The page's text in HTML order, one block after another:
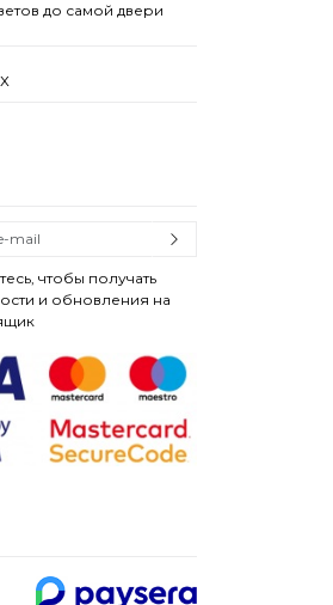
до самой двери
чтобы получать
и обновления на